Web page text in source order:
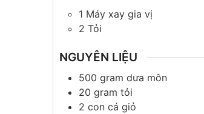
1 Máy xay gia vị
2 Tỏi
NGUYÊN LIỆU
500 gram dưa môn
20 gram tỏi
2 con cá giỏ